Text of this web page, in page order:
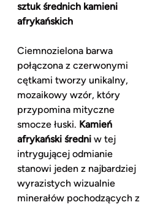
sztuk średnich kamieni
afrykańskich
Ciemnozielona barwa
połączona z czerwonymi
cętkami tworzy unikalny,
mozaikowy wzór, który
przypomina mityczne
smocze łuski. Kamień
afrykański średniw tej
intrygującej odmianie
stanowi jeden z najbardziej
wyrazistych wizualnie
minerałów pochodzących z